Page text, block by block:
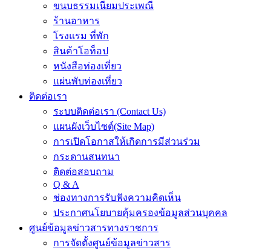
ขนบธรรมเนียมประเพณี
ร้านอาหาร
โรงแรม ที่พัก
สินค้าโอท็อป
หนังสือท่องเที่ยว
แผ่นพับท่องเที่ยว
ติดต่อเรา
ระบบติดต่อเรา (Contact Us)
แผนผังเว็บไซต์(Site Map)
การเปิดโอกาสให้เกิดการมีส่วนร่วม
กระดานสนทนา
ติดต่อสอบถาม
Q & A
ช่องทางการรับฟังความคิดเห็น
ประกาศนโยบายคุ้มครองข้อมูลส่วนบุคคล
ศูนย์ข้อมูลข่าวสารทางราชการ
การจัดตั้งศูนย์ข้อมูลข่าวสาร